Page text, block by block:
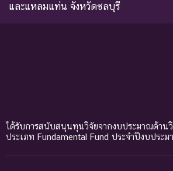
และแหลมแท่น จังหวัดชลบุรี
ได้รับการสนับสนุนทุนวิจัยจากงบประมาณด้าน
ประเภท Fundamental Fund ประจำปีงบประ